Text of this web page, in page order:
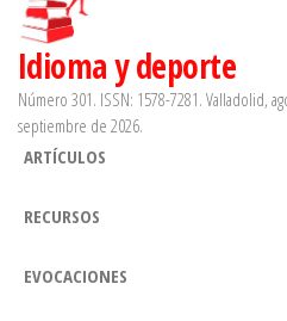
Idioma y deporte
Número 301. ISSN: 1578-7281. Valladolid,
septiembre de 2026.
ARTÍCULOS
RECURSOS
EVOCACIONES